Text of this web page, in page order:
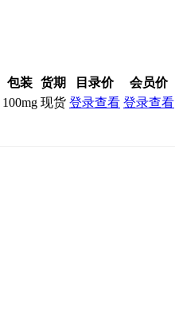
包装 货期 目录价 会员价
100mg 现货 登录查看 登录查看